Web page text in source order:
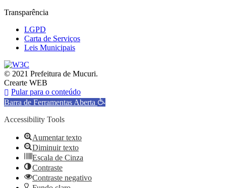
Transparência
LGPD
Carta de Serviços
Leis Municipais
© 2021 Prefeitura de Mucuri.
Crearte WEB
Pular para o conteúdo
Barra de Ferramentas Aberta
Accessibility Tools
Aumentar texto
Diminuir texto
Escala de Cinza
Contraste
Contraste negativo